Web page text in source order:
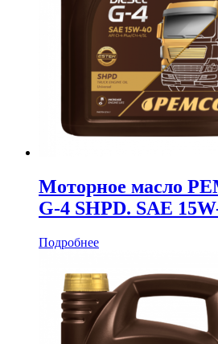
Моторное масло
G-4 SHPD. SAE
Подробнее